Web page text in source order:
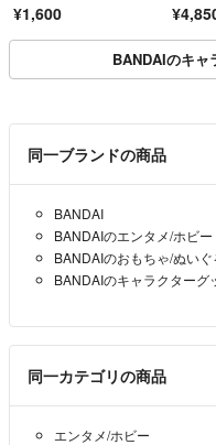
¥1,600 用 タ
BANDAIのキャ
同一ブランドの商品
BANDAI
BANDAIのエンタメ/ホビー
BANDAIのおもちゃ/ぬい
BANDAIのキャラクターグ
同一カテゴリの商品
エンタメ/ホビー